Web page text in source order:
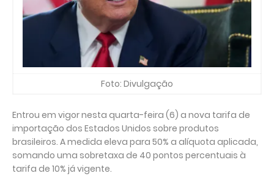
Foto: Divulgação
Entrou em vigor nesta quarta-feira (6) a nova tarifa de
importação dos Estados Unidos sobre produtos
brasileiros. A medida eleva para 50% a alíquota aplicada,
somando uma sobretaxa de 40 pontos percentuais à
tarifa de 10% já vigente.